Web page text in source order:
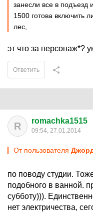
занесли все в подъезд
1500 готова включить
лес,
эт что за персонаж*?
Ответить
R romachka1515
09:54, 27.01.2014
От пользователя
по поводу студии.
подобного в ванной.
субботу))).
нет электричества,